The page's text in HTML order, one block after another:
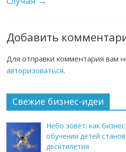
Добавить
Для отправки комментария вам
авторизоваться.
Свежие бизнес-идеи
Небо зовёт: как
обучении детей
десятилетия